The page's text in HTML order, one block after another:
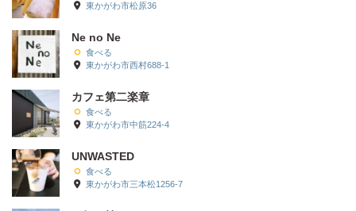
東かがわ市松原36
Ne no Ne
食べる
東かがわ市西村688-1
カフェ第二楽章
食べる
東かがわ市中筋224-4
UNWASTED
食べる
東かがわ市三本松1256-7